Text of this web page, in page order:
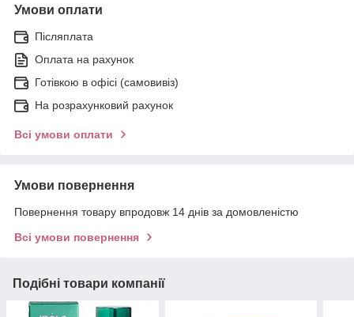
Умови оплати
Післяплата
Оплата на рахунок
Готівкою в офісі (самовивіз)
На розрахунковий рахунок
Всі умови оплати
Умови повернення
Повернення товару впродовж 14 днів за домовленістю
Всі умови повернення
Подібні товари компанії